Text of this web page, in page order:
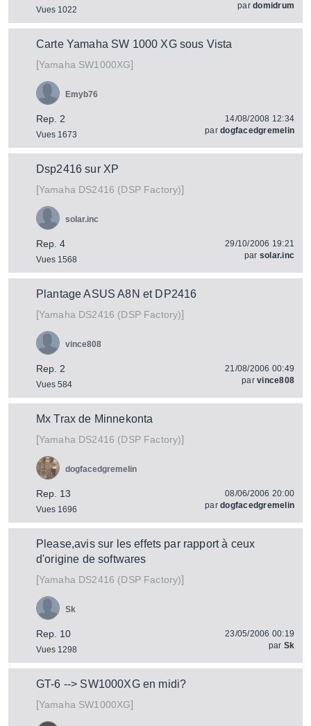
Vues 1022
pardomidrum
Carte Yamaha SW 1000 XG sous Vista
[Yamaha SW1000XG]
Rep. 2
Vues 1673
Emyb76
14/08/2008 12:34
pardogfacedgremelin
Dsp2416 sur XP
[Yamaha DS2416 (DSP Factory)]
Rep. 4
Vues 1568
solar.inc
29/10/2006 19:21
par solar.inc
Plantage ASUS A8N et DP2416
[Yamaha DS2416 (DSP Factory)]
Rep. 2
Vues 584
vince808
21/08/2006 00:49
parvince808
Mx Trax de Minnekonta
[Yamaha DS2416 (DSP Factory)]
Rep. 13
Vues 1696
dogfacedgremelin
08/06/2006 20:00
pardogfacedgremelin
Please,avis sur les effets par rapport à ceux
d'origine de softwares
[Yamaha DS2416 (DSP Factory)]
Rep. 10
Vues 1298
Sk
23/05/2006 00:19
par Sk
GT-6 --> SW1000XG en midi?
[Yamaha SW1000XG]